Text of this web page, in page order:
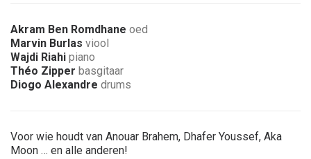
Akram Ben Romdhane oed
Marvin Burlas viool
Wajdi Riahi piano
Théo Zipper basgitaar
Diogo Alexandre drums
Voor wie houdt van Anouar Brahem, Dhafer Youssef, Aka
Moon … en alle anderen!